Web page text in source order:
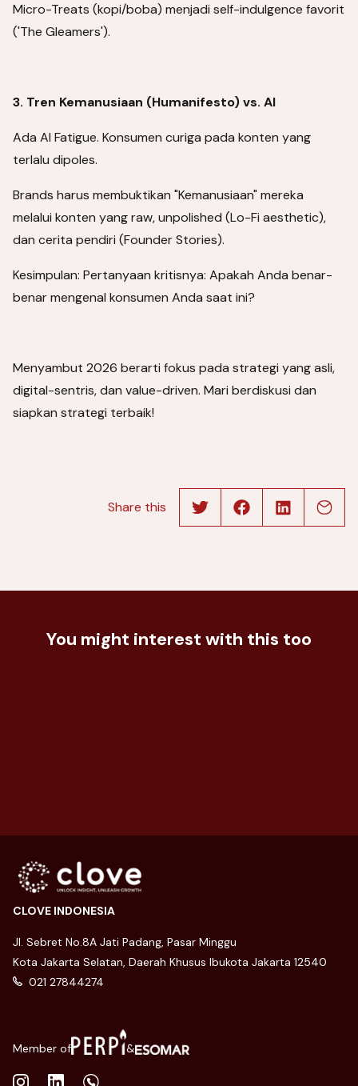
Micro-Treats (kopi/boba) menjadi self-indulgence favorit
('The Gleamers').
3. Tren Kemanusiaan (Humanifesto) vs. AI
Ada AI Fatigue. Konsumen curiga pada konten yang
terlalu dipoles.
Brands harus membuktikan "Kemanusiaan" mereka
melalui konten yang raw, unpolished (Lo-Fi aesthetic),
dan cerita pendiri (Founder Stories).
Kesimpulan: Pertanyaan kritisnya: Apakah Anda benar-
benar mengenal konsumen Anda saat ini?
Menyambut 2026 berarti fokus pada strategi yang asli,
digital-sentris, dan value-driven. Mari berdiskusi dan
siapkan strategi terbaik!
Share this
You might interest with this too
The Power of Self-Service Market
Research
Understand how consumers choose
Member of &
CLOVE INDONESIA
Jl. Sebret No.8A Jati Padang, Pasar Minggu
Kota Jakarta Selatan, Daerah Khusus Ibukota Jakarta 12540
021 27844274